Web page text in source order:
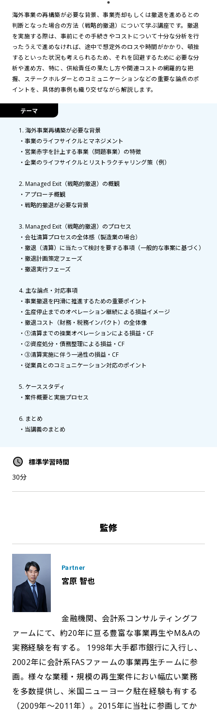
海外事業の再構築が必要な背景、事業売却もしくは撤退を進めるとの
判断となった場合の方法（戦略的撤退）について学ぶ講座です。撤退
を実施する際は、事前にその手続きやコストについて十分な分析を行
ったうえで進めなければ、途中で想定外のロスや時間がかかり、頓挫
するといった状況も考えられるため、それを回避するために必要な分
析や進め方、特に、供給責任の果たし方や関連コストの網羅的な把
握、ステークホルダーとのコミュニケーションなどの重要な論点のポ
イントを、具体的事例も織り交ぜながら解説します。
テーマ
1. 海外事業再構築が必要な背景
・事業のライフサイクルとマネジメント
・営業赤字を計上する事業（問題事業）の特徴
・企業のライフサイクルとリストラクチャリング策（例）
2. Managed Exit（戦略的撤退）の概観
・アプローチ概観
・戦略的撤退が必要な背景
3. Managed Exit（戦略的撤退）のプロセス
・会社清算プロセスの全体感（製造業の場合）
・撤退（清算）に当たって検討を要する事項（一般的な事案に基づく）
・撤退計画策定フェーズ
・撤退実行フェーズ
4. 主な論点・対応事項
・事業撤退を円滑に推進するための重要ポイント
・生産停止までのオペレーション継続による損益イメージ
・撤退コスト（財務・税務インパクト）の全体像
・①清算までの操業オペレーションによる損益・CF
・②資産処分・債務整理による損益・CF
・③清算実施に伴う一過性の損益・CF
・従業員とのコミュニケーション対応のポイント
5. ケーススタディ
・案件概要と実施プロセス
6. まとめ
・当講義のまとめ
標準学習時間
30分
監修
Partner
宮原 智也
金融機関、会計系コンサルティングフ
ァームにて、約20年に亘る豊富な事業再生やM&Aの
実務経験を有する。 1998年大手都市銀行に入行し、
2002年に会計系FASファームの事業再生チームに参
画。様々な業種・規模の再生案件におい幅広い業務
を多数提供し、米国ニューヨーク駐在経験も有する
（2009年～2011年）。2015年に当社に参画してか